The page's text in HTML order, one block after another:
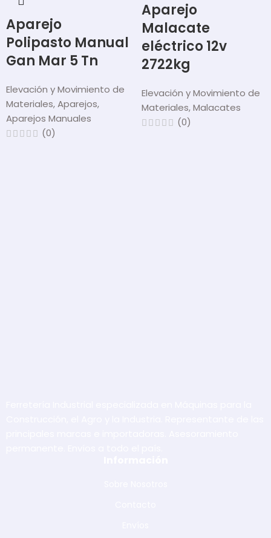
Aparejo
Polipasto Manual
Gan Mar 5 Tn
Elevación y Movimiento de
Materiales,Aparejos,
Aparejos Manuales
(0)
Aparejo
Malacate
eléctrico 12v
2722kg
Elevación y Movimiento de
Materiales,Malacates
(0)